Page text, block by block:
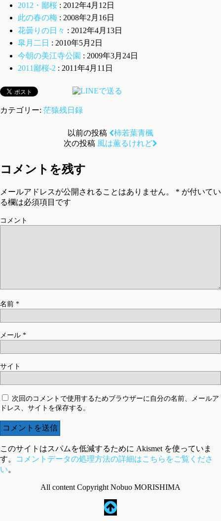
2012・鄙桜: 2012年4月12日
此の春の梅: 2008年2月16日
花曇りの日々 : 2012年4月13日
皐月二日 : 2010年5月2日
今朝の美江寺公園 : 2009年3月24日
2011鄙桜-2 : 2011年4月11日
カテゴリー: 茫猿残日録
以前の投稿
柿若葉青楓
次の投稿 風は薫るけれど
コメントを残す
メールアドレスが公開されることはありません。 * が付いてい
る欄は必須項目です
コメント
名前 *
メール *
サイト
次回のコメントで使用するためブラウザーに自分の名前、メールア
ドレス、サイトを保存する。
このサイトはスパムを低減するために Akismet を使っていま
す。
コメントデータの処理方法の詳細はこちらをご覧くださ
い。
All content Copyright Nobuo MORISHIMA